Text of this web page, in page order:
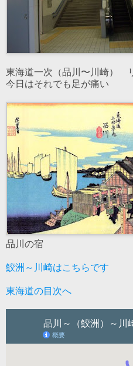
東海道一次（品川〜川崎）
今日はそれでも足が痛い
品川の宿
鮫洲～川崎はこちらです
東海道の目次へ